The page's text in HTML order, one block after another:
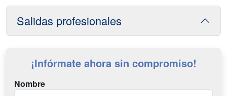
Salidas profesionales
¡Infórmate ahora sin compromiso!
Nombre